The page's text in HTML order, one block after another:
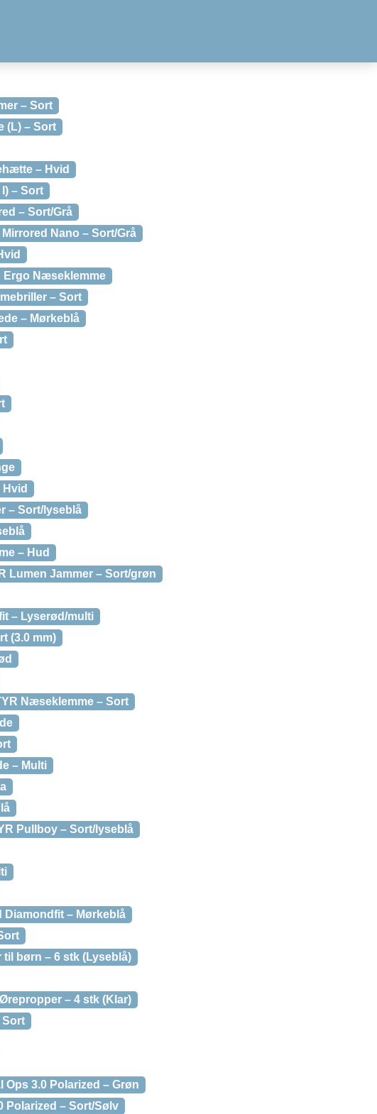
– Sort
(L) – Sort
– Hvid
– Sort
– Sort/Grå
Nano – Sort/Grå
Ergo Næseklemme
– Sort
– Mørkeblå
– Sort/lyseblå
– Hud
Lumen Jammer – Sort/grøn
– Lyserød/multi
(3.0 mm)
Næseklemme – Sort
– Multi
Pullboy – Sort/lyseblå
Diamondfit – Mørkeblå
børn – 6 stk (Lyseblå)
– 4 stk (Klar)
Sort
Ops 3.0 Polarized – Grøn
Polarized – Sort/Sølv